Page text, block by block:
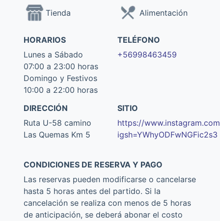
Tienda Alimentación
HORARIOS
Lunes a Sábado
07:00 a 23:00 horas
Domingo y Festivos
10:00 a 22:00 horas
TELÉFONO
+56998463459
DIRECCIÓN
Ruta U-58 camino
Las Quemas Km 5
SITIO
https://
igsh=YWhyODFwNGFic2s3
CONDICIONES DE RESERVA Y PAGO
Las reservas pueden modificarse o cancelarse
hasta 5 horas antes del partido. Si la
cancelación se realiza con menos de 5 horas
de anticipación, se deberá abonar el costo